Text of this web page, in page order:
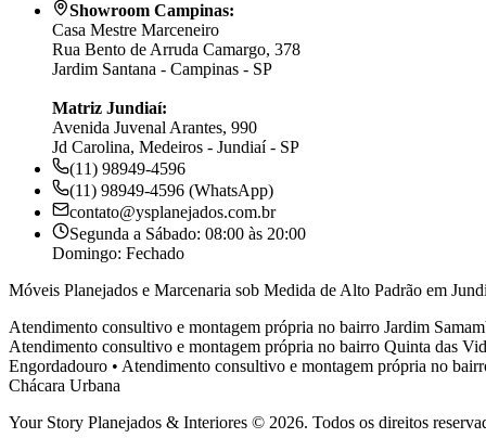
Showroom Campinas:
Casa Mestre Marceneiro
Rua Bento de Arruda Camargo, 378
Jardim Santana - Campinas - SP
Matriz Jundiaí:
Avenida Juvenal Arantes, 990
Jd Carolina, Medeiros - Jundiaí - SP
(11) 98949-4596
(11) 98949-4596 (WhatsApp)
contato@ysplanejados.com.br
Segunda a Sábado: 08:00 às 20:00
Domingo: Fechado
Móveis Planejados e Marcenaria sob Medida de Alto Padrão em
Atendimento consultivo e montagem própria no bairro Jardim
Atendimento consultivo e montagem própria no bairro Quinta das
Engordadouro • Atendimento consultivo e montagem própria no
Chácara Urbana
Your Story Planejados & Interiores © 2026. Todos os direitos